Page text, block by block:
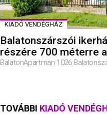
KIADÓ VENDÉGHÁZ
Balatonszárszói
részére 700 méterre
BalatonApartman 1026
TOVÁBBI KIADÓ